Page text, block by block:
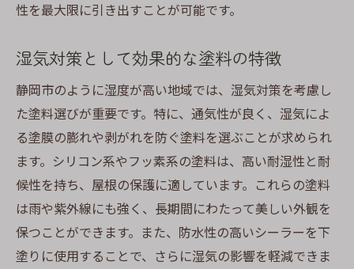
性を最大限に引き出すことが可能です。
湿気対策として効果的な塗料の特徴
静岡市のように湿度が高い地域では、湿気対策を考慮し
た塗料選びが重要です。特に、通気性が良く、湿気によ
る塗膜の膨れや剥がれを防ぐ塗料を選ぶことが求められ
ます。シリコン系やフッ素系の塗料は、高い耐湿性と耐
候性を持ち、屋根の保護に適しています。これらの塗料
は雨や紫外線にも強く、長期間にわたって美しい外観を
保つことができます。また、防水性の高いシーラーを下
塗りに使用することで、さらに湿気の影響を軽減できま